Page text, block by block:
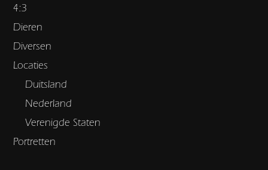
4:3
Dieren
Diversen
Locaties
Duitsland
Nederland
Verenigde Staten
Portretten